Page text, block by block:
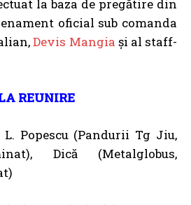
la baza de pregătire din
oficial sub comanda
Devis Mangia și al staff-
REUNIRE
L. Popescu (Pandurii Tg Jiu,
Dică (Metalglobus,